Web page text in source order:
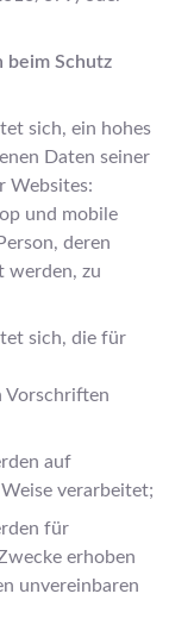
beim Schutz
sich, ein hohes
Daten seiner
Websites:
und mobile
deren
werden, zu
sich, die für
Vorschriften
auf
verarbeitet;
für
erhoben
unvereinbaren